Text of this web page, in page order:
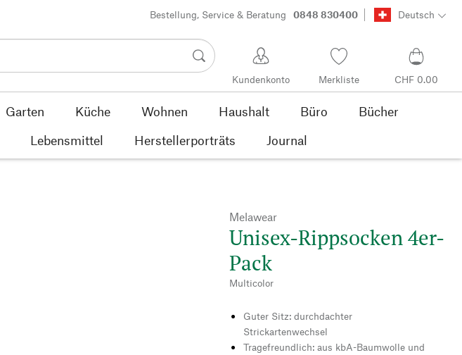
Bestellung, Service & Beratung 0848 830400 Deutsch
Kundenkonto Merkliste CHF 0.00
Garten Küche Wohnen Haushalt Büro
Bücher
Lebensmittel Herstellerporträts Journal
Melawear
Unisex-Rippsocken 4er-
Pack
Multicolor
Guter Sitz: durchdachter
Strickartenwechsel
Tragefreundlich: aus kbA-Baumwolle und